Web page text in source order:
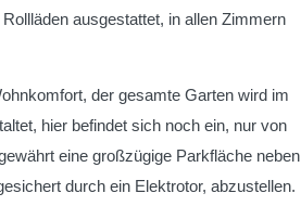
ausgestattet, in allen Zimmern
der gesamte Garten wird im
hier befindet sich noch ein, nur von
eine großzügige Parkfläche neben
durch ein Elektrotor, abzustellen.